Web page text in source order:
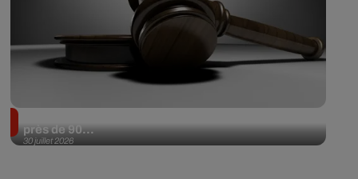
30 juillet 2026
près de 90...